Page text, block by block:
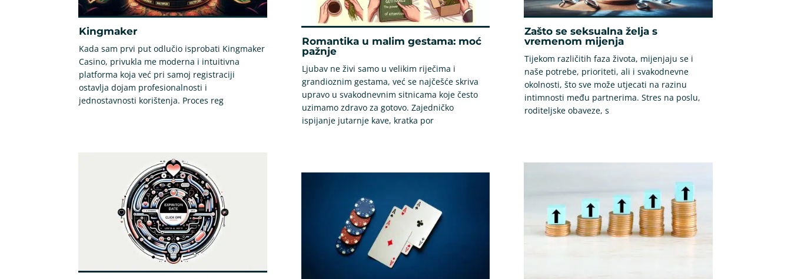
Kingmaker
Kada sam prvi put odlučio isprobati Kingmaker
Casino, privukla me moderna i intuitivna
platforma koja već pri samoj registraciji
ostavlja dojam profesionalnosti i
jednostavnosti korištenja. Proces reg
Romantika u malim gestama: moć
pažnje
Ljubav ne živi samo u velikim riječima i
grandioznim gestama, već se najčešće skriva
upravo u svakodnevnim sitnicama koje često
uzimamo zdravo za gotovo. Zajedničko
ispijanje jutarnje kave, kratka por
Zašto se seksualna želja s
vremenom mijenja
Tijekom različitih faza života, mijenjaju se i
naše potrebe, prioriteti, ali i svakodnevne
okolnosti, što sve može utjecati na razinu
intimnosti među partnerima. Stres na poslu,
roditeljske obaveze, s